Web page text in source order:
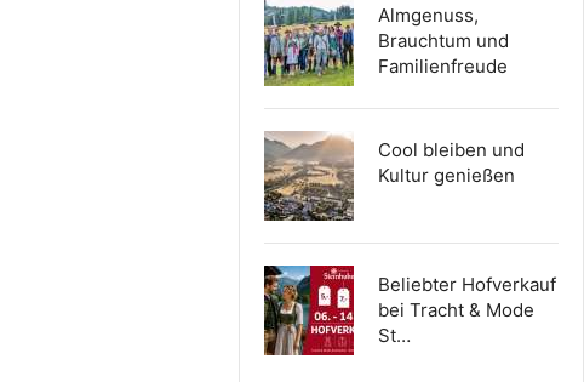
Almgenuss,
Brauchtum und
Familienfreude
Cool bleiben und
Kultur genießen
Beliebter Hofverkauf
bei Tracht & Mode
St…